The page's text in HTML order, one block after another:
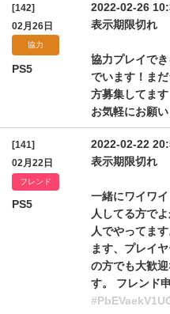
[142]
02月26日
協力
PS5
2022-02-26
表示期限切れ
協力プレイで
でいます！ま
方募集してま
お気軽にお願い
[141]
02月22日
フレンド
PS5
2022-02-22
表示期限切れ
一緒にワイワ
人してる方で
人でやってま
ます、プレイ
の方でも大歓
す。 フレンド